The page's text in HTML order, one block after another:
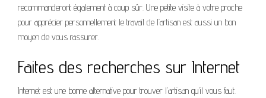
recommanderont également à coup sûr. Une petite visite à votre proche
pour apprécier personnellement le travail de l’artisan est aussi un bon
moyen de vous rassurer.
Faites des recherches sur Internet
Internet est une bonne alternative pour trouver l’artisan qu’il vous faut.